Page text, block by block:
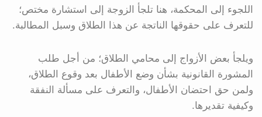
اللجوء إلى المحكمة، هنا تلجأ الزوجة إلى استشارة مختص؛
للتعرف على حقوقها الناتجة عن هذا الطلاق وسبل المطالبة.
ويلجأ بعض الأزواج إلى محامي الطلاق؛ من أجل طلب
المشورة القانونية بشأن وضع الأطفال بعد وقوع الطلاق،
ولمن حق احتضان الأطفال، والتعرف على مسألة النفقة
وكيفية تقديرها.